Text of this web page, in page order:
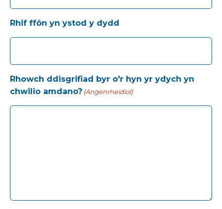
Rhif ffôn yn ystod y dydd
Rhowch ddisgrifiad byr o'r hyn yr ydych yn
chwilio amdano?(Angenrheidiol)